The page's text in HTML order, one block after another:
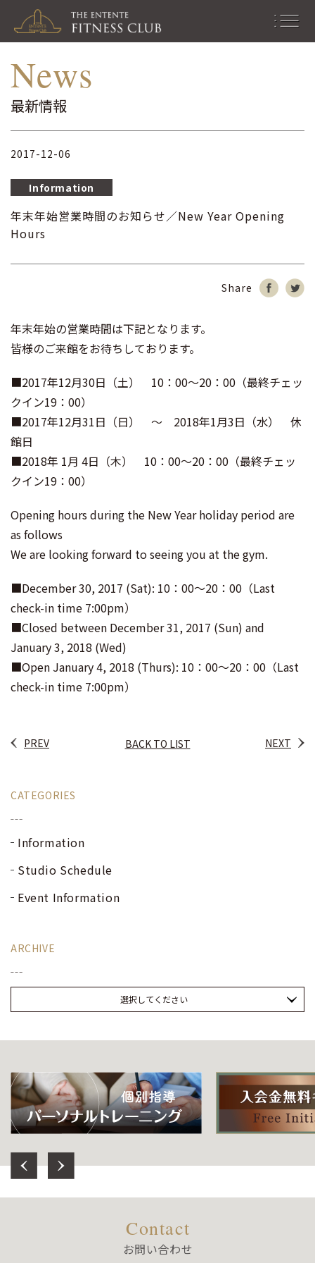
最新情報｜お知らせ｜スタジ
オ情報
men
News
最新情報
2017-12-06
Information
年末年始営業時間のお知らせ／New Year Opening
Hours
Share
年末年始の営業時間は下記となります。
皆様のご来館をお待ちしております。
■2017年12月30日（土） 10：00～20：00（最終チェッ
クイン19：00）
■2017年12月31日（日） ～ 2018年1月3日（水） 休
館日
■2018年 1月 4日（木） 10：00～20：00（最終チェッ
クイン19：00）
Opening hours during the New Year holiday period are
as follows
We are looking forward to seeing you at the gym.
■December 30, 2017 (Sat): 10：00～20：00（Last
check-in time 7:00pm）
■Closed between December 31, 2017 (Sun) and
January 3, 2018 (Wed)
■Open January 4, 2018 (Thurs): 10：00～20：00（Last
check-in time 7:00pm）
NEXT
BACK TO LIST
PREV
CATEGORIES
Information
Studio Schedule
Event Information
ARCHIVE
選択してください
Contact
お問い合わせ